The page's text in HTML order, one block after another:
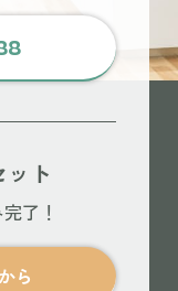
ト
了！
ら